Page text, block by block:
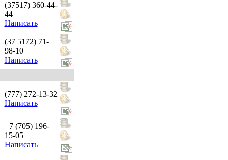
(37517) 360-44-
44
Написать
(37 5172) 71-
98-10
Написать
(777) 272-13-32
Написать
+7 (705) 196-
15-05
Написать